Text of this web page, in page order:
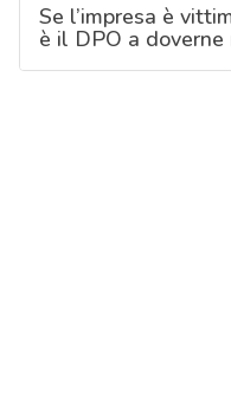
Se l’impresa è
è il DPO a doverne